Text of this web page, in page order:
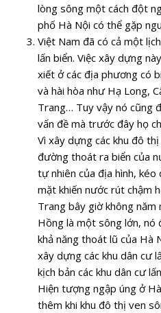
lòng sông một cách đột
phố Hà Nội có thể gặp
Việt Nam đã có cả một
lấn biển. Việc xây dựng
xiết ở các địa phương có
và hài hòa như Hạ Long,
Trang… Tuy vậy nó cũng
vấn đề mà trước đây họ
Vì xây dựng các khu đô
đường thoát ra biển của
tự nhiên của địa hình,
mặt khiến nước rút chậm
Trang bây giờ không năm
Hồng là một sông lớn, nó
khả năng thoát lũ của Hà
xây dựng các khu dân cư
kịch bản các khu dân cư
Hiện tượng ngập úng ở
thêm khi khu đô thị ven